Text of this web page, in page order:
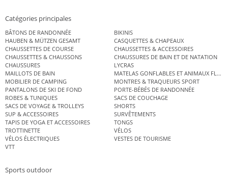
Catégories principales
BÂTONS DE RANDONNÉE
BIKINIS
HAUBEN & MÜTZEN GESAMT
CASQUETTES & CHAPEAUX
CHAUSSETTES DE COURSE
CHAUSSETTES & ACCESSOIRES
CHAUSSETTES & CHAUSSONS
CHAUSSURES DE BAIN ET DE NATATION
CHAUSSURES
LYCRAS
MAILLOTS DE BAIN
MATELAS GONFLABLES ET ANIMAUX
MOBILIER DE CAMPING
MONTRES & TRAQUEURS SPORT
PANTALONS DE SKI DE FOND
PORTE-BÉBÉS DE RANDONNÉE
ROBES & TUNIQUES
SACS DE COUCHAGE
SACS DE VOYAGE & TROLLEYS
SHORTS
SUP & ACCESSOIRES
SURVÊTEMENTS
TAPIS DE YOGA ET ACCESSOIRES
TONGS
TROTTINETTE
VÉLOS
VÉLOS ÉLECTRIQUES
VESTES DE TOURISME
VTT
Sports outdoor